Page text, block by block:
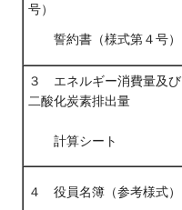
号）
誓約書（様式第４号）
３ エネルギー消費量及び
二酸化炭素排出量
計算シート
４ 役員名簿（参考様式）